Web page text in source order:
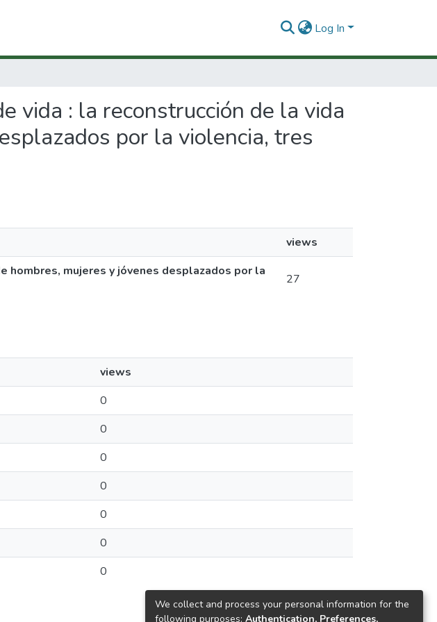
Log In
vida : la reconstrucción de la vida
por la violencia, tres
views
hombres, mujeres y jóvenes desplazados por la
27
views
0
0
0
0
0
0
0
We collect and process your personal information for the
following purposes: Authentication, Preferences,